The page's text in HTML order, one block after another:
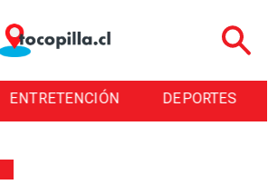
DEPORTES